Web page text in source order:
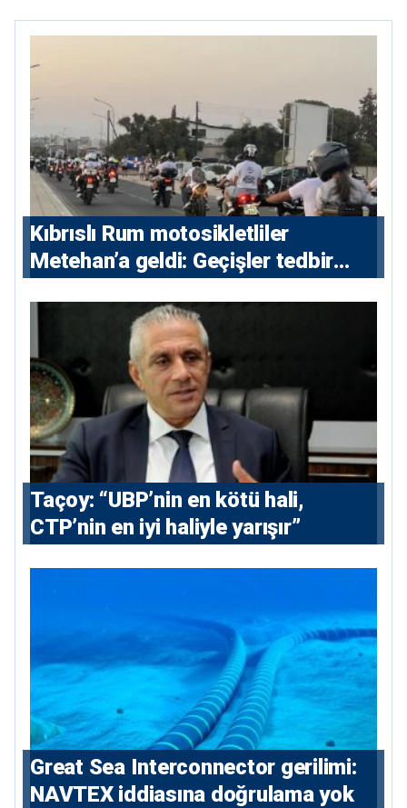
Kıbrıslı Rum motosikletliler
Metehan’a geldi: Geçişler tedbir
Taçoy: “UBP’nin en kötü hali,
CTP’nin en iyi haliyle yarışır”
Great Sea Interconnector gerilimi:
NAVTEX iddiasına doğrulama yok